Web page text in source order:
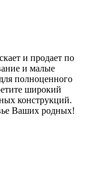
и продает по
и малые
полноценного
широкий
конструкций.
Ваших родных!